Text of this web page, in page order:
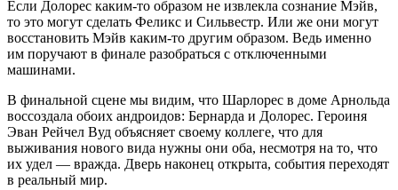
Если Долорес каким-то образом не извлекла сознание Мэйв,
то это могут сделать Феликс и Сильвестр. Или же они могут
восстановить Мэйв каким-то другим образом. Ведь именно
им поручают в финале разобраться с отключенными
машинами.
В финальной сцене мы видим, что Шарлорес в доме Арнольда
воссоздала обоих андроидов: Бернарда и Долорес. Героиня
Эван Рейчел Вуд объясняет своему коллеге, что для
выживания нового вида нужны они оба, несмотря на то, что
их удел — вражда. Дверь наконец открыта, события переходят
в реальный мир.